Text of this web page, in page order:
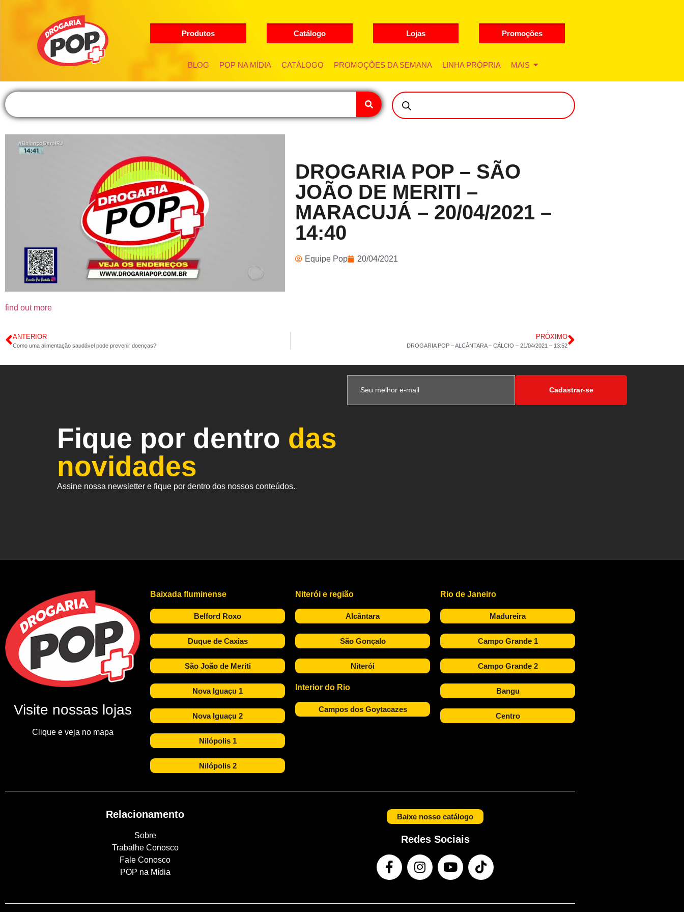
Produtos Catálogo Lojas Promoções
BLOG POP NA MÍDIA CATÁLOGO PROMOÇÕES DA SEMANA LINHA PRÓPRIA MAIS
DROGARIA POP – SÃO
JOÃO DE MERITI –
MARACUJÁ – 20/04/2021 –
14:40
Equipe Pop 20/04/2021
find out more
ANTERIOR
Como uma alimentação saudável pode prevenir doenças?
PRÓXIMO
DROGARIA POP – ALCÂNTARA – CÁLCIO – 21/04/2021 – 13:52
Fique por dentro das
novidades
Assine nossa newsletter e fique por dentro dos nossos conteúdos.
Cadastrar-se
Visite nossas lojas
Clique e veja no mapa
Baixada fluminense
Belford Roxo
Duque de Caxias
São João de Meriti
Nova Iguaçu 1
Nova Iguaçu 2
Nilópolis 1
Nilópolis 2
Niterói e região
Alcântara
São Gonçalo
Niterói
Interior do Rio
Campos dos Goytacazes
Rio de Janeiro
Madureira
Campo Grande 1
Campo Grande 2
Bangu
Centro
Relacionamento
Sobre
Trabalhe Conosco
Fale Conosco
POP na Mídia
Baixe nosso catálogo
Redes Sociais